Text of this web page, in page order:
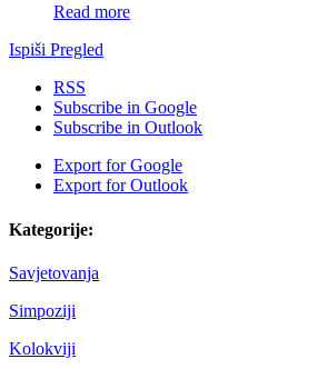
Read more
Ispiši Pregled
RSS
Subscribe in Google
Subscribe in Outlook
Export forGoogle
Export forOutlook
Kategorije:
Savjetovanja
Simpoziji
Kolokviji